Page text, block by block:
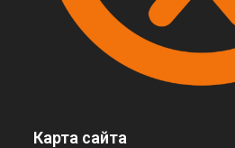
Карта сайта